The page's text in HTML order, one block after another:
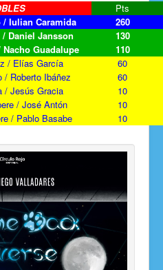
Pts
/ Iulian Caramida
260
Daniel Jansson
130
Guadalupe
110
/ Elías García
60
/ Roberto Ibáñez
60
/ Jesús Gracia
10
/ José Antón
10
/ Pablo Basabe
10